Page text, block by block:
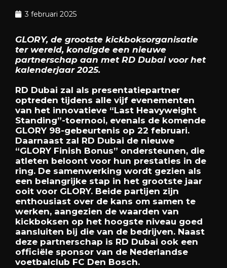
3 februari 2025
GLORY, de grootste kickboksorganisatie
ter wereld, kondigde een nieuwe
partnerschap aan met RD Dubai voor het
kalenderjaar 2025.
RD Dubai zal als presentatiepartner
optreden tijdens alle vijf evenementen
van het innovatieve “Last Heavyweight
Standing”-toernooi, evenals de komende
GLORY 98-gebeurtenis op 22 februari.
Daarnaast zal RD Dubai de nieuwe
“GLORY Finish Bonus” ondersteunen, die
atleten beloont voor hun prestaties in de
ring. De samenwerking wordt gezien als
een belangrijke stap in het grootste jaar
ooit voor GLORY. Beide partijen zijn
enthousiast over de kans om samen te
werken, aangezien de waarden van
kickboksen op het hoogste niveau goed
aansluiten bij die van de bedrijven. Naast
deze partnerschap is RD Dubai ook een
officiële sponsor van de Nederlandse
voetbalclub FC Den Bosch.